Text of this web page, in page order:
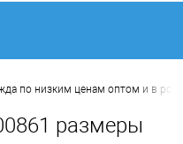
по низким ценам оптом и в
размеры